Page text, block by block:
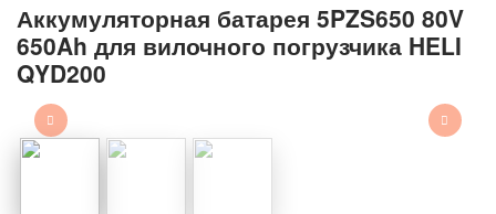
Аккумуляторная батарея 5PZS650 80V
650Ah для вилочного погрузчика HELI
QYD200